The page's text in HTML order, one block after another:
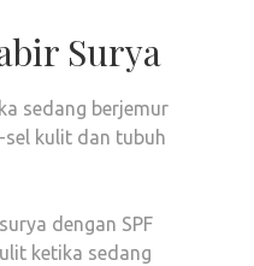
Surya
sedang berjemur
sel kulit dan tubuh
dengan SPF
ketika sedang